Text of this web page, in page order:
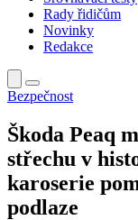
Rady řidičům
Novinky
Redakce
Bezpečnost
Škoda Peaq
střechu v
karoserie
podlaze